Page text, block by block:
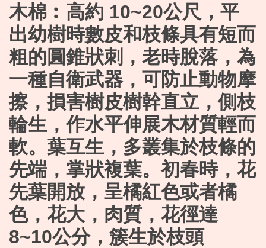
木棉︰高約 10~20公尺，平
出幼樹時數皮和枝條具有短而
粗的圓錐狀刺，老時脫落，為
一種自衛武器，可防止動物摩
擦，損害樹皮樹幹直立，側枝
輪生，作水平伸展木材質輕而
軟。葉互生，多叢集於枝條的
先端，掌狀複葉。初春時，花
先葉開放，呈橘紅色或者橘
色，花大，肉質，花徑達
8~10公分，簇生於枝頭